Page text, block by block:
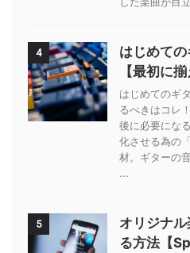
4
はじめて
【最初に
はじめてのギ
るべきはコレ
後に必要にな
化させる為の
材。ギターの
...
5
オリジナ
る方法【